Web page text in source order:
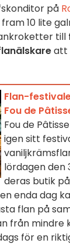
på
10 lite
till
att
Flan-
Fou de
Fou de
igen sitt
lördagen den
deras butik
enda dag
flan på
från mindre
för en